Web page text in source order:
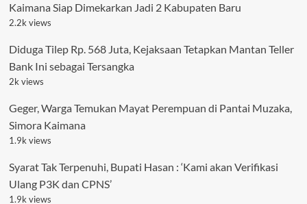
Kaimana Siap Dimekarkan Jadi 2 Kabupaten Baru
2.2k views
Diduga Tilep Rp. 568 Juta, Kejaksaan Tetapkan Mantan Teller
Bank Ini sebagai Tersangka
2k views
Geger, Warga Temukan Mayat Perempuan di Pantai Muzaka,
Simora Kaimana
1.9k views
Syarat Tak Terpenuhi, Bupati Hasan : ‘Kami akan Verifikasi
Ulang P3K dan CPNS’
1.9k views